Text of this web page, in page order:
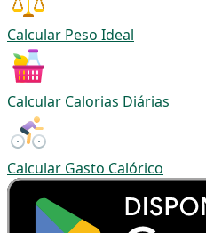
Calcular Peso Ideal
Calcular Calorias Diárias
Calcular Gasto Calórico